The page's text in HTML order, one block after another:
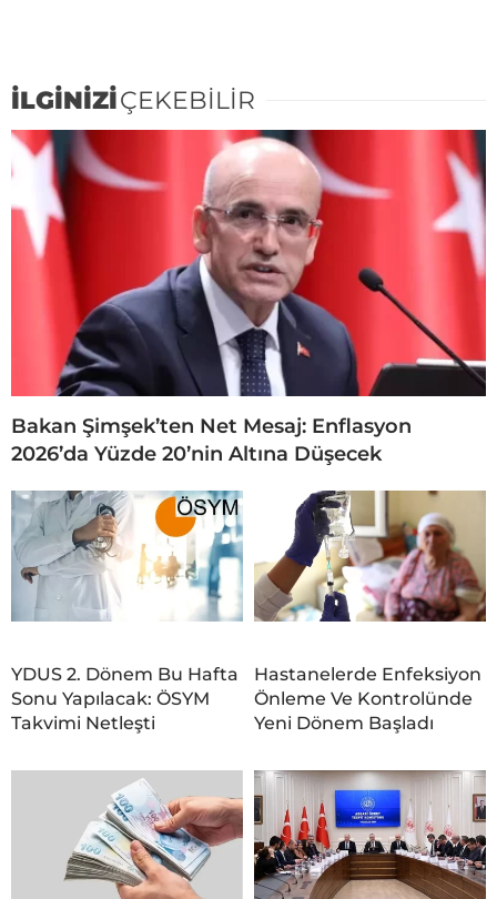
İLGİNİZİÇEKEBİLİR
Bakan Şimşek’ten Net Mesaj: Enflasyon
2026’da Yüzde 20’nin Altına Düşecek
YDUS 2. Dönem Bu Hafta
Sonu Yapılacak: ÖSYM
Takvimi Netleşti
Hastanelerde Enfeksiyon
Önleme Ve Kontrolünde
Yeni Dönem Başladı